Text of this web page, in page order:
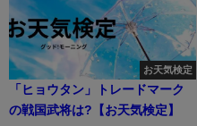
お天気検定
「ヒョウタン」トレードマーク
の戦国武将は?【お天気検定】